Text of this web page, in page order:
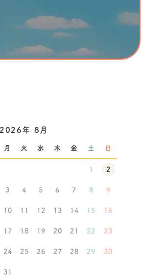
2026年 8月
月 火 水 木 金 土 日
1 2
3 4 5 6 7 8 9
10 11 12 13 14 15 16
17 18 19 20 21 22 23
24 25 26 27 28 29 30
31